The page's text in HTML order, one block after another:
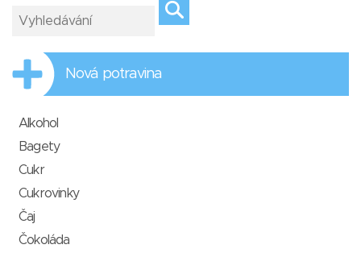
Nová potravina
Alkohol
Bagety
Cukr
Cukrovinky
Čaj
Čokoláda